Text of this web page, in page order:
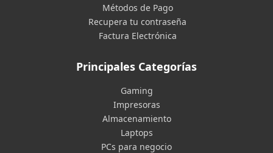
Métodos de Pago
Recupera tu contraseña
Factura Electrónica
Principales Categorías
Gaming
Impresoras
Almacenamiento
Laptops
PCs para negocio